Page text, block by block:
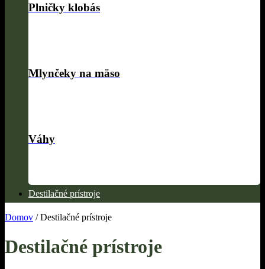
Plničky klobás
Mlynčeky na mäso
Váhy
Destilačné prístroje
Domov /Destilačné prístroje
Destilačné prístroje